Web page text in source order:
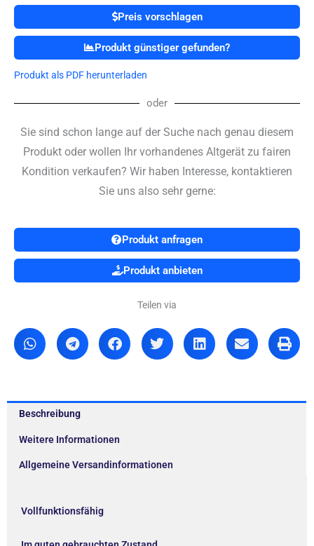
Watt
//
Source
Menge
Preis vorschlagen
Produkt günstiger gefunden?
Produkt als PDF herunterladen
oder
Sie sind schon lange auf der Suche nach genau diesem
Produkt oder wollen Ihr vorhandenes Altgerät zu fairen
Kondition verkaufen? Wir haben Interesse, kontaktieren
Sie uns also sehr gerne:
Produkt anfragen
Produkt anbieten
Teilen via
Beschreibung
Weitere Informationen
Allgemeine Versandinformationen
Vollfunktionsfähig